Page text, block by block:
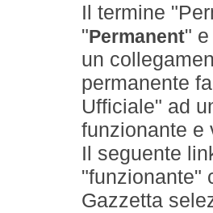
Il termine
" Permanent" e
un
permanente
Ufficiale" ad
funzionante e
Il seguente
"funzionante"
Gazzetta